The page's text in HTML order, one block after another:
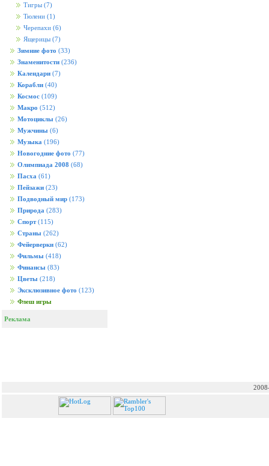
Тигры (7)
Тюлени (1)
Черепахи (6)
Ящерицы (7)
Зимние фото (33)
Знаменитости (236)
Календари (7)
Корабли (40)
Космос (109)
Макро (512)
Мотоциклы (26)
Мужчины (6)
Музыка (196)
Новогодние фото (77)
Олимпиада 2008 (68)
Пасха (61)
Пейзажи (23)
Подводный мир (173)
Природа (283)
Спорт (115)
Страны (262)
Фейерверки (62)
Фильмы (418)
Финансы (83)
Цветы (218)
Эксклюзивное фото (123)
Флеш игры
Реклама